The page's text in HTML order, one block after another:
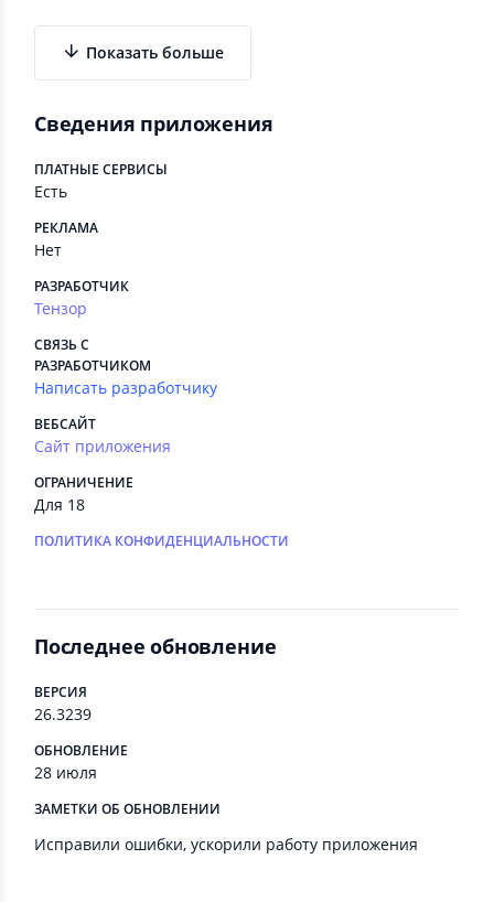
Показать больше
Сведения приложения
ПЛАТНЫЕ СЕРВИСЫ
Есть
РЕКЛАМА
Нет
РАЗРАБОТЧИК
Тензор
СВЯЗЬ С
РАЗРАБОТЧИКОМ
Написать разработчику
ВЕБСАЙТ
Сайт приложения
ОГРАНИЧЕНИЕ
Для 18
ПОЛИТИКА КОНФИДЕНЦИАЛЬНОСТИ
Последнее обновление
ВЕРСИЯ
26.3239
ОБНОВЛЕНИЕ
28 июля
ЗАМЕТКИ ОБ ОБНОВЛЕНИИ
Исправили ошибки, ускорили работу приложения